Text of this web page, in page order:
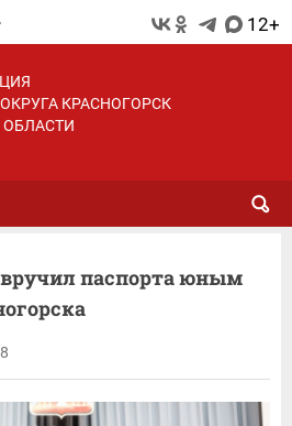
12+
КРАСНОГОРСК
паспорта юным